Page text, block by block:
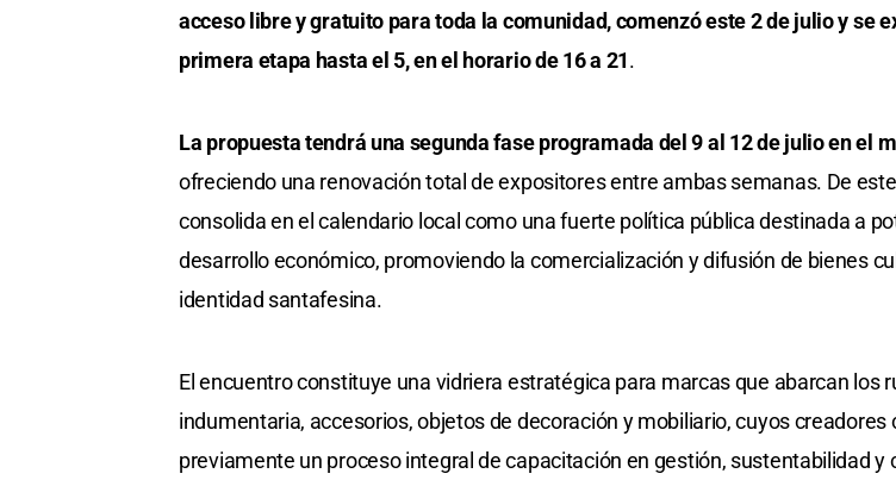
acceso libre y gratuito para toda la comunidad, comenzó este 2 de julio y se
primera etapa hasta el 5, en el horario de 16 a 21.
La propuesta tendrá una segunda fase programada del 9 al 12 de julio en el
ofreciendo una renovación total de expositores entre ambas semanas. De
consolida en el calendario local como una fuerte política pública destinada a
desarrollo económico, promoviendo la comercialización y difusión de bienes
identidad santafesina.
El encuentro constituye una vidriera estratégica para marcas que abarcan los
indumentaria, accesorios, objetos de decoración y mobiliario, cuyos creadores
previamente un proceso integral de capacitación en gestión, sustentabilidad y